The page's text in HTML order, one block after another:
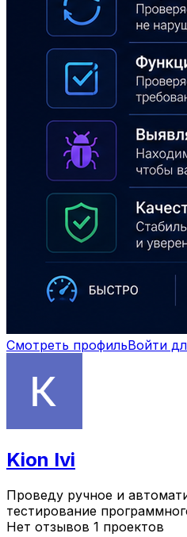
Смотреть профильВойти
Kion Ivi
Проведу ручное и
тестирование
Нет отзывов 1 проектов